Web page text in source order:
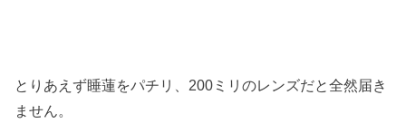
とりあえず睡蓮をパチリ、200ミリのレンズだと全然届き
ません。